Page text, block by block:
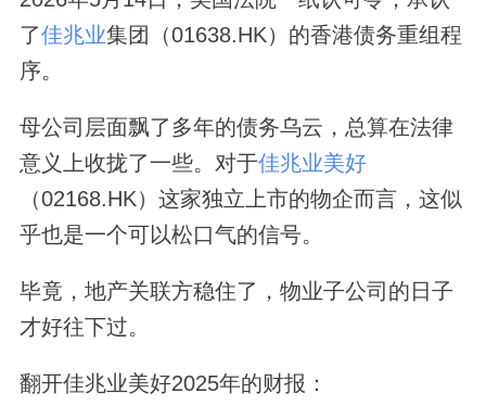
了佳兆业集团（01638.HK）的香港债务重组程
序。
母公司层面飘了多年的债务乌云，总算在法律
意义上收拢了一些。对于佳兆业美好
（02168.HK）这家独立上市的物企而言，这似
乎也是一个可以松口气的信号。
毕竟，地产关联方稳住了，物业子公司的日子
才好往下过。
翻开佳兆业美好2025年的财报：